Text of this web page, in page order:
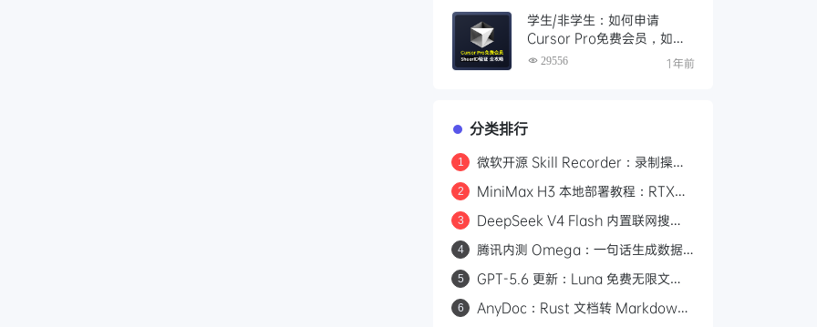
学生/非学生：如何申请
Cursor Pro免费会员，如何
通过SheerID验证快速激活全
29556 1年前
分类排行
1
微软开源 Skill Recorder：录制操作
2
MiniMax H3 本地部署教程：RTX
3
DeepSeek V4 Flash 内置联网搜
web_search，Codex 可直接调用
4
腾讯内测 Omega：一句话生成数据
5
GPT-5.6 更新：Luna 免费无限文
6
AnyDoc：Rust 文档转 Markdown